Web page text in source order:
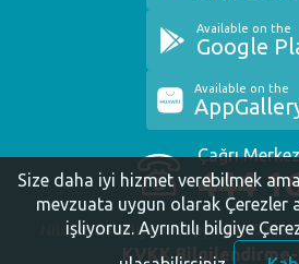
Çağrı
444
Nilüfer Belediyesi. Copyright ©2020
KVKK
Available on the
Google
Available on the
Size daha iyi hizmet verebilmek
mevzuata uygun olarak Çerezler
işliyoruz. Ayrıntılı bilgiye